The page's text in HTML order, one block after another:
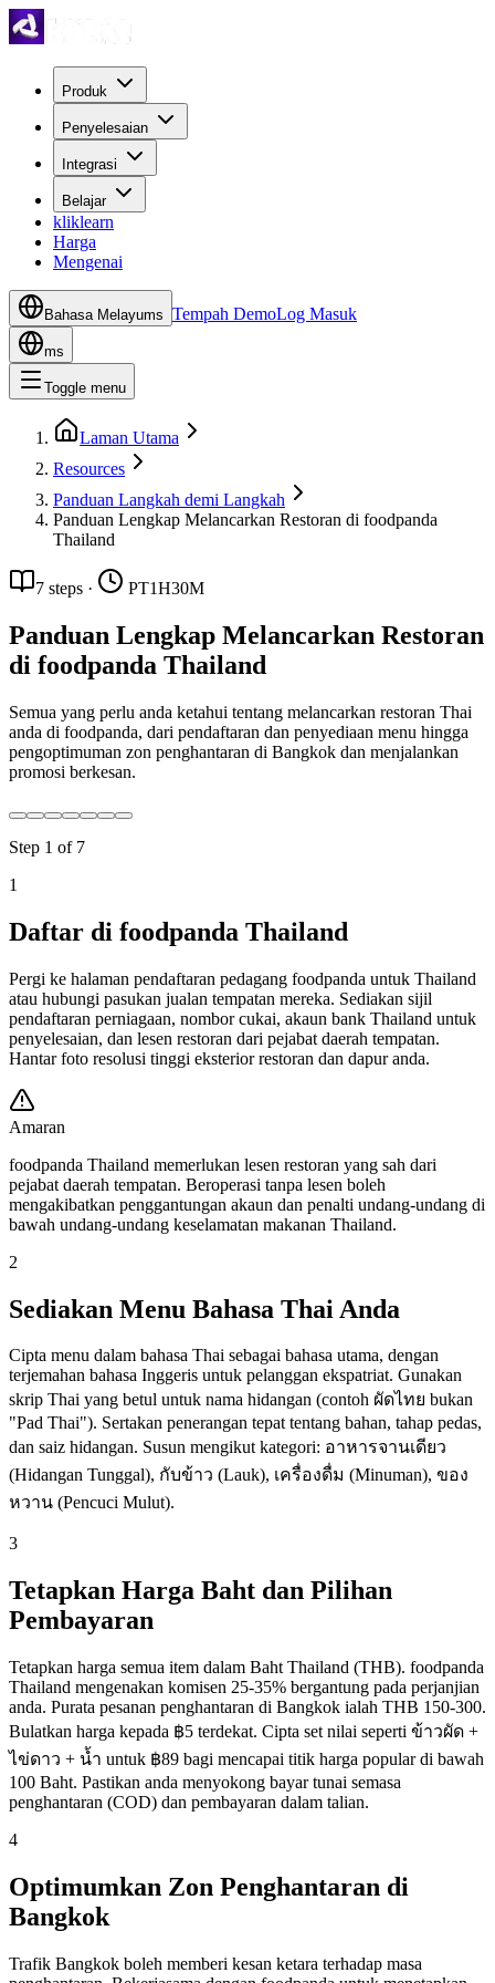
Produk
Penyelesaian
Integrasi
Belajar
kliklearn
Harga
Mengenai
Bahasa Melayums Tempah DemoLog Masuk
ms
Toggle menu
Laman Utama
Resources
Panduan Langkah demi Langkah
Panduan Lengkap Melancarkan Restoran di foodpanda
Thailand
7 steps · PT1H30M
Panduan Lengkap Melancarkan Restoran
di foodpanda Thailand
Semua yang perlu anda ketahui tentang melancarkan restoran Thai
anda di foodpanda, dari pendaftaran dan penyediaan menu hingga
pengoptimuman zon penghantaran di Bangkok dan menjalankan
promosi berkesan.
Step 1 of 7
1
Daftar di foodpanda Thailand
Pergi ke halaman pendaftaran pedagang foodpanda untuk Thailand
atau hubungi pasukan jualan tempatan mereka. Sediakan sijil
pendaftaran perniagaan, nombor cukai, akaun bank Thailand untuk
penyelesaian, dan lesen restoran dari pejabat daerah tempatan.
Hantar foto resolusi tinggi eksterior restoran dan dapur anda.
Amaran
foodpanda Thailand memerlukan lesen restoran yang sah dari
pejabat daerah tempatan. Beroperasi tanpa lesen boleh
mengakibatkan penggantungan akaun dan penalti undang-undang di
bawah undang-undang keselamatan makanan Thailand.
2
Sediakan Menu Bahasa Thai Anda
Cipta menu dalam bahasa Thai sebagai bahasa utama, dengan
terjemahan bahasa Inggeris untuk pelanggan ekspatriat. Gunakan
skrip Thai yang betul untuk nama hidangan (contoh ผัดไทย bukan
"Pad Thai"). Sertakan penerangan tepat tentang bahan, tahap pedas,
dan saiz hidangan. Susun mengikut kategori: อาหารจานเดียว
(Hidangan Tunggal), กับข้าว (Lauk), เครื่องดื่ม (Minuman), ของ
หวาน (Pencuci Mulut).
3
Tetapkan Harga Baht dan Pilihan
Pembayaran
Tetapkan harga semua item dalam Baht Thailand (THB). foodpanda
Thailand mengenakan komisen 25-35% bergantung pada perjanjian
anda. Purata pesanan penghantaran di Bangkok ialah THB 150-300.
Bulatkan harga kepada ฿5 terdekat. Cipta set nilai seperti ข้าวผัด +
ไข่ดาว + น้ำ untuk ฿89 bagi mencapai titik harga popular di bawah
100 Baht. Pastikan anda menyokong bayar tunai semasa
penghantaran (COD) dan pembayaran dalam talian.
4
Optimumkan Zon Penghantaran di
Bangkok
Trafik Bangkok boleh memberi kesan ketara terhadap masa